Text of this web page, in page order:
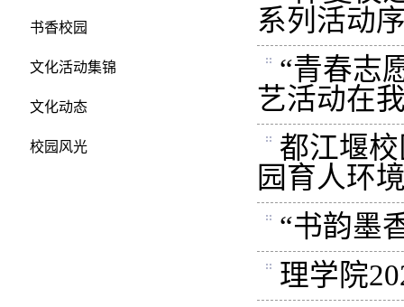
书香校园
文化活动集锦
文化动态
校园风光
系列活动
“青春志
艺活动在
都江堰
园育人环
“书韵墨
理学院